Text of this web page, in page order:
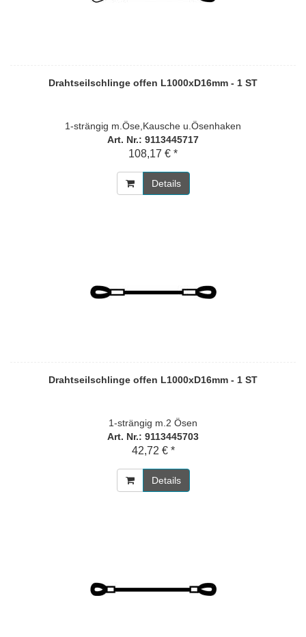
Drahtseilschlinge offen L1000xD16mm - 1 ST
1-strängig m.Öse,Kausche u.Ösenhaken
Art. Nr.: 9113445717
108,17 € *
Details
Drahtseilschlinge offen L1000xD16mm - 1 ST
1-strängig m.2 Ösen
Art. Nr.: 9113445703
42,72 € *
Details